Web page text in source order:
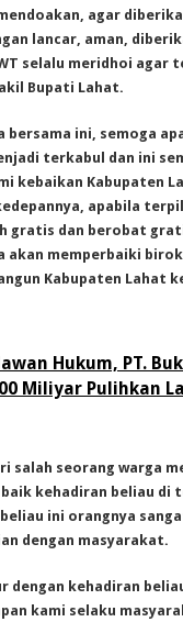
agar
lancar, aman,
selalu meridhoi agar
Bupati Lahat.
bersama ini, semoga
terkabul dan ini
kebaikan Kabupaten
apabila
gratis dan berobat
akan memperbaiki
Kabupaten Lahat
Hukum, PT.
Miliyar Pulihkan
salah seorang warga
kehadiran beliau di
ini orangnya
dengan masyarakat.
dengan kehadiran
kami selaku